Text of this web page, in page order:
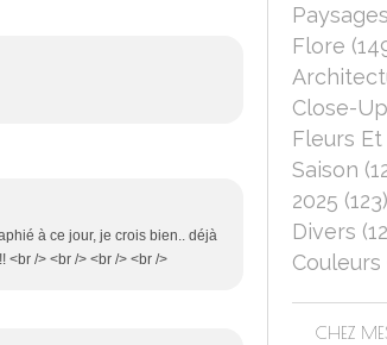
à ce jour, je crois bien.. déjà
/> <br /> <br /> <br />
Flore
Close-Up
Fleurs
Saison
2025 (123)
Divers
Couleurs
CHEZ